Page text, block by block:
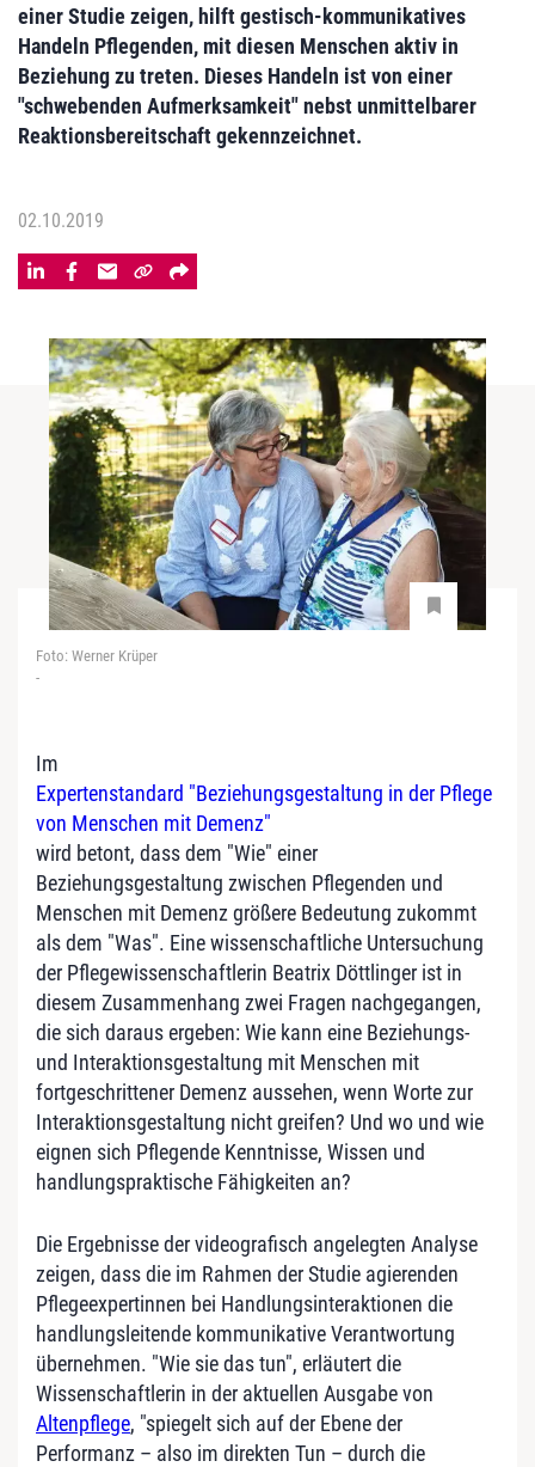
einer Studie zeigen, hilft gestisch-kommunikatives
Handeln Pflegenden, mit diesen Menschen aktiv in
Beziehung zu treten. Dieses Handeln ist von einer
"schwebenden Aufmerksamkeit" nebst unmittelbarer
Reaktionsbereitschaft gekennzeichnet.
02.10.2019
Foto: Werner Krüper
-
Im
Expertenstandard "Beziehungsgestaltung in der Pflege
von Menschen mit Demenz"
wird betont, dass dem "Wie" einer
Beziehungsgestaltung zwischen Pflegenden und
Menschen mit Demenz größere Bedeutung zukommt
als dem "Was". Eine wissenschaftliche Untersuchung
der Pflegewissenschaftlerin Beatrix Döttlinger ist in
diesem Zusammenhang zwei Fragen nachgegangen,
die sich daraus ergeben: Wie kann eine Beziehungs-
und Interaktionsgestaltung mit Menschen mit
fortgeschrittener Demenz aussehen, wenn Worte zur
Interaktionsgestaltung nicht greifen? Und wo und wie
eignen sich Pflegende Kenntnisse, Wissen und
handlungspraktische Fähigkeiten an?
Die Ergebnisse der videografisch angelegten Analyse
zeigen, dass die im Rahmen der Studie agierenden
Pflegeexpertinnen bei Handlungsinteraktionen die
handlungsleitende kommunikative Verantwortung
übernehmen. "Wie sie das tun", erläutert die
Wissenschaftlerin in der aktuellen Ausgabe von
Altenpflege, "spiegelt sich auf der Ebene der
Performanz – also im direkten Tun – durch die